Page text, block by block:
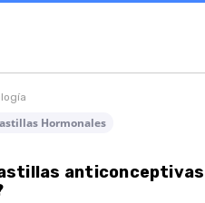
Hormonales
anticonceptivas